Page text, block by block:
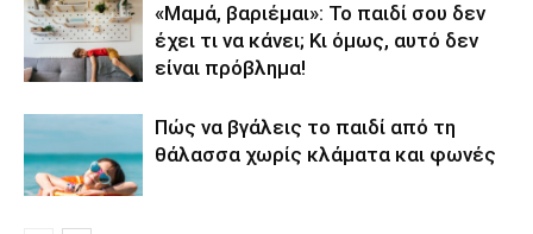
«Μαμά, βαριέμαι»: Το παιδί σου δεν
έχει τι να κάνει; Κι όμως, αυτό δεν
είναι πρόβλημα!
Πώς να βγάλεις το παιδί από τη
θάλασσα χωρίς κλάματα και φωνές